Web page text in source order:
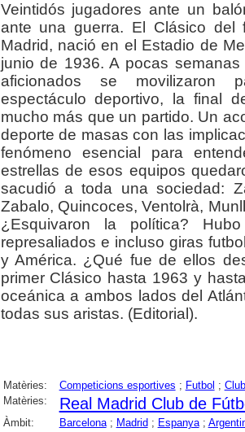
Veintidós jugadores ante un
ante una guerra. El Clásico del
Madrid, nació en el Estadio de
junio de 1936. A pocas
aficionados se movilizaron
espectáculo deportivo, la final
mucho más que un partido. Un
deporte de masas con las
fenómeno esencial para
estrellas de esos equipos
sacudió a toda una sociedad:
Zabalo, Quincoces, Ventolrà,
¿Esquivaron la política?
represaliados e incluso giras
y América. ¿Qué fue de ellos
primer Clásico hasta 1963 y
oceánica a ambos lados del
todas sus aristas. (Editorial).
Matèries: Competicions esportives ; Futbol ;
Matèries:
Real Madrid Club de
Àmbit: Barcelona; Madrid ; Espanya;